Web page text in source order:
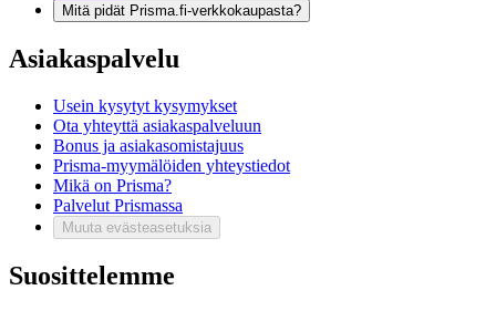
Mitä pidät Prisma.fi-verkkokaupasta?
Asiakaspalvelu
Usein kysytyt kysymykset
Ota yhteyttä asiakaspalveluun
Bonus ja asiakasomistajuus
Prisma-myymälöiden yhteystiedot
Mikä on Prisma?
Palvelut Prismassa
Muuta evästeasetuksia
Suosittelemme